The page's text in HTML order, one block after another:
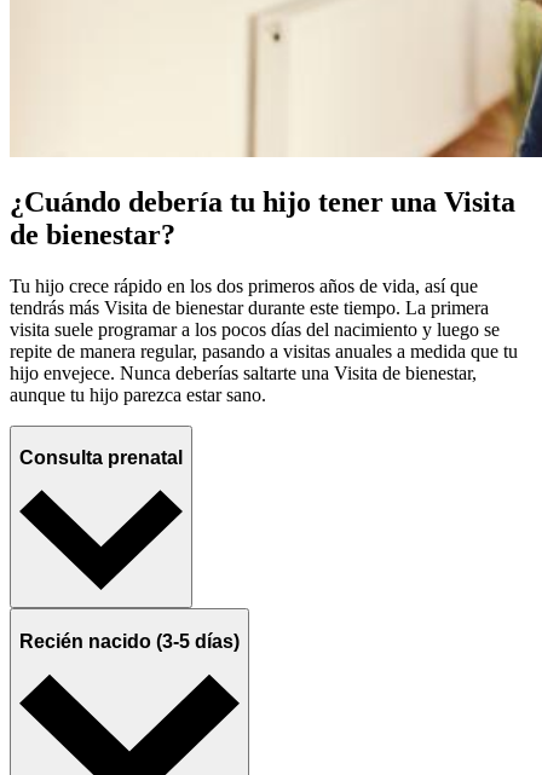
¿Cuándo debería tu hijo tener una Visita
de bienestar?
Tu hijo crece rápido en los dos primeros años de vida, así que
tendrás más Visita de bienestar durante este tiempo. La primera
visita suele programar a los pocos días del nacimiento y luego se
repite de manera regular, pasando a visitas anuales a medida que tu
hijo envejece. Nunca deberías saltarte una Visita de bienestar,
aunque tu hijo parezca estar sano.
Consulta prenatal
Recién nacido (3-5 días)